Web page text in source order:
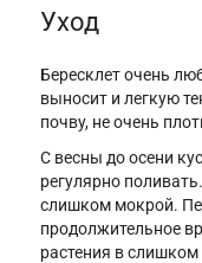
Уход
Бересклет очень
выносит и легкую
почву, не очень
С весны до осени
регулярно
слишком мокрой.
продолжительное
растения в слишком